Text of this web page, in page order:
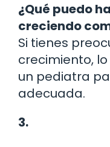
¿Qué puedo
creciendo
Si tienes
crecimiento,
un pediatra
adecuada.
3.